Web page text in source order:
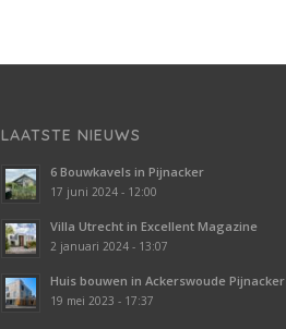
LAATSTE NIEUWS
6 Bouwkavels in Pijnacker
17 juni 2024 - 12:00
Villa Utrecht in Excellent Magazine
2 januari 2024 - 13:07
Huis bouwen in Ackerswoude Pijnacker
19 mei 2023 - 17:37